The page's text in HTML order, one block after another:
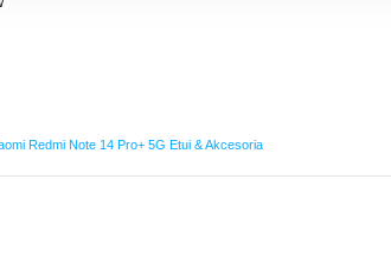
Redmi Note 14 Pro+ 5G Etui & Akcesoria